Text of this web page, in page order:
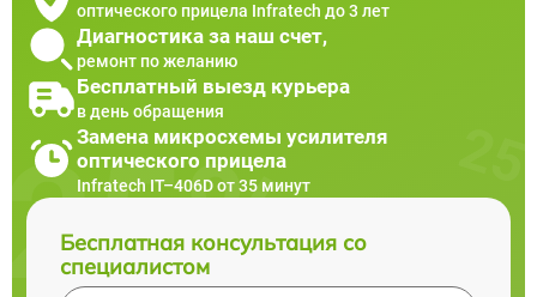
оптического прицела Infratech до 3 лет
Диагностика за наш счет,
ремонт по желанию
Бесплатный выезд курьера
в день обращения
Замена микросхемы усилителя
оптического прицела
Infratech IT–406D от 35 минут
Бесплатная консультация со
специалистом